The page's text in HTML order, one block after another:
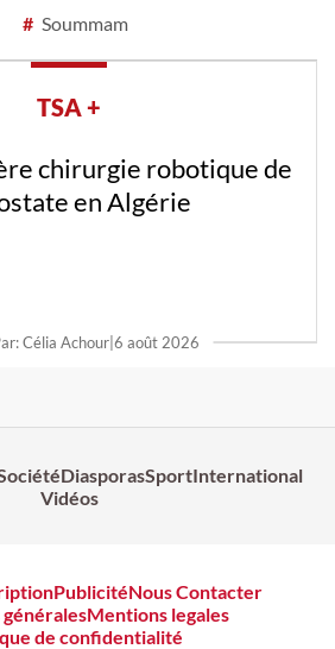
# Soummam
TSA +
chirurgie robotique de
en Algérie
Célia Achour| 6 août 2026
DiasporasSportInternational
Vidéos
PublicitéNous Contacter
Mentions legales
de confidentialité